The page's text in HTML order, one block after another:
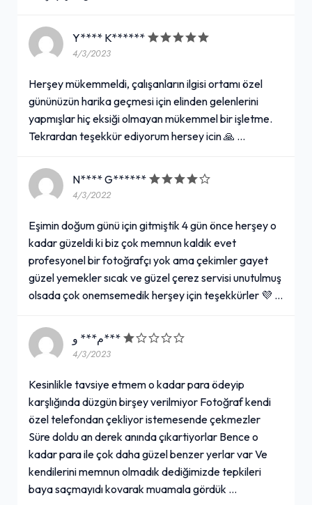
Y**** K******
4/3/2023
Herşey mükemmeldi, çalışanların ilgisi ortamı özel
gününüzün harika geçmesi için elinden gelenlerini
yapmışlar hiç eksiği olmayan mükemmel bir işletme.
Tekrardan teşekkür ediyorum hersey icin 🙏 …
N**** G******
4/3/2022
Eşimin doğum günü için gitmiştik 4 gün önce herşey o
kadar güzeldi ki biz çok memnun kaldık evet
profesyonel bir fotoğrafçı yok ama çekimler gayet
güzel yemekler sıcak ve güzel çerez servisi unutulmuş
olsada çok onemsemedik herşey için teşekkürler 💜 …
م*** و***
4/3/2023
Kesinlikle tavsiye etmem o kadar para ödeyip
karşlığında düzgün birşey verilmiyor Fotoğraf kendi
özel telefondan çekliyor istemesende çekmezler
Süre doldu an derek anında çıkartiyorlar Bence o
kadar para ile çok daha güzel benzer yerlar var Ve
kendilerini memnun olmadık dediğimizde tepkileri
baya saçmayıdı kovarak muamala gördük …